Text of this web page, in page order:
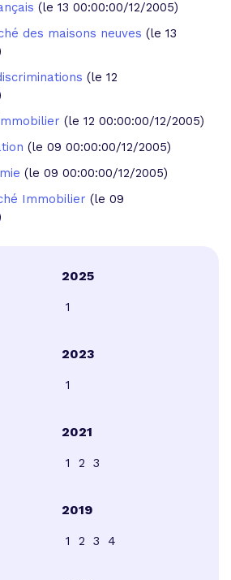
(le 13 00:00:00/12/2005)
des maisons neuves (le 13
(le 12
(le 12 00:00:00/12/2005)
(le 09 00:00:00/12/2005)
(le 09 00:00:00/12/2005)
Immobilier (le 09
2025
1
2023
1
2021
1 2 3
2019
1 2 3 4